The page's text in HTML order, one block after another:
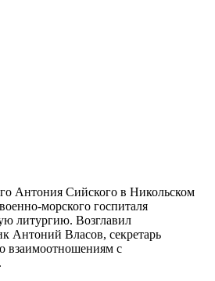
Антония Сийского в Никольском
морского госпиталя
литургию. Возглавил
Антоний Власов, секретарь
взаимоотношениям с